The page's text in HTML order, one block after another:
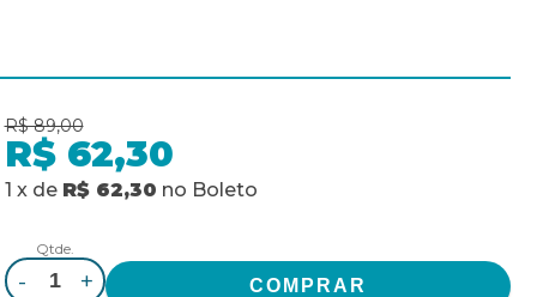
R$ 89,00
R$ 62,30
1 x de R$ 62,30 no Boleto
Qtde.
- +